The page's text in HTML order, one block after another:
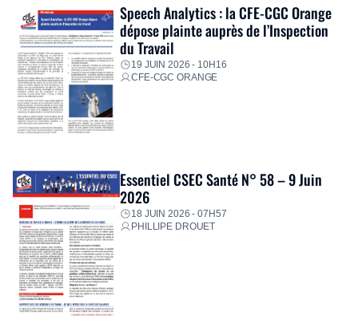
Speech Analytics : la CFE-CGC Orange
dépose plainte auprès de l’Inspection
du Travail
19 JUIN 2026 - 10H16
CFE-CGC ORANGE
Essentiel CSEC Santé N° 58 – 9 Juin
2026
18 JUIN 2026 - 07H57
PHILLIPE DROUET